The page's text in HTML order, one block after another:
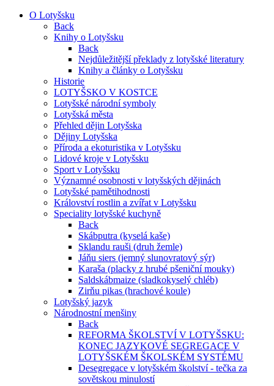
O Lotyšsku
Back
Knihy o Lotyšsku
Back
Nejdůležitější překlady z lotyšské literatury
Knihy a články o Lotyšsku
Historie
LOTYŠSKO V KOSTCE
Lotyšské národní symboly
Lotyšská města
Přehled dějin Lotyšska
Dějiny Lotyšska
Příroda a ekoturistika v Lotyšsku
Lidové kroje v Lotyšsku
Sport v Lotyšsku
Významné osobnosti v lotyšských dějinách
Lotyšské pamětihodnosti
Království rostlin a zvířat v Lotyšsku
Speciality lotyšské kuchyně
Back
Skábputra (kyselá kaše)
Sklandu rauši (druh žemle)
Jáňu siers (jemný slunovratový sýr)
Karaša (placky z hrubé pšeniční mouky)
Saldskábmaize (sladkokyselý chléb)
Zirňu pikas (hrachové koule)
Lotyšský jazyk
Národnostní menšiny
Back
REFORMA ŠKOLSTVÍ V LOTYŠSKU:
KONEC JAZYKOVÉ SEGREGACE V
LOTYŠSKÉM ŠKOLSKÉM SYSTÉMU
Desegregace v lotyšském školství - tečka za
sovětskou minulostí